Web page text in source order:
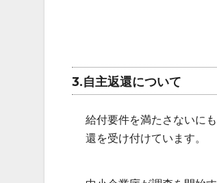
3.自主返還について
給付要件を満たさないに
還を受け付けています。